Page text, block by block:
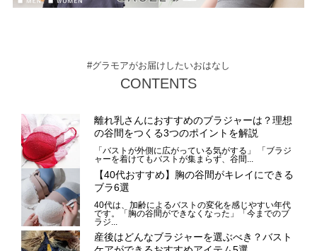
#グラモアがお届けしたいおはなし
CONTENTS